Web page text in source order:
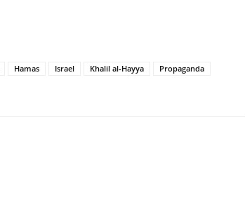
Hamas Israel Khalil al-Hayya
Propaganda